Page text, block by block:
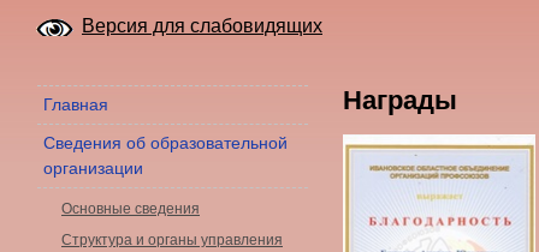
Версия для слабовидящих
Главная
Сведения об образовательной
организации
Основные сведения
Структура и органы управления
Награды